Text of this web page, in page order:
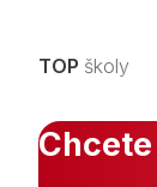
TOP školy